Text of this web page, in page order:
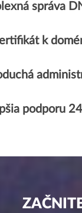
správa
k
podporu